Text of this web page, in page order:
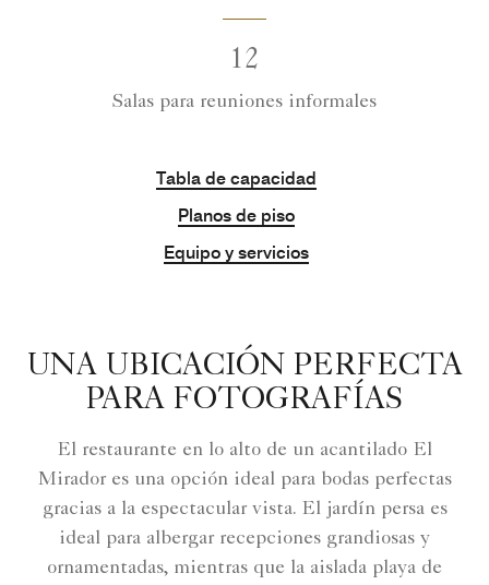
12
Salas para reuniones informales
Tabla de capacidad
Planos de piso
Equipo y servicios
UNA UBICACIÓN PERFECTA
PARA FOTOGRAFÍAS
El restaurante en lo alto de un acantilado El
Mirador es una opción ideal para bodas perfectas
gracias a la espectacular vista. El jardín persa es
ideal para albergar recepciones grandiosas y
ornamentadas, mientras que la aislada playa de